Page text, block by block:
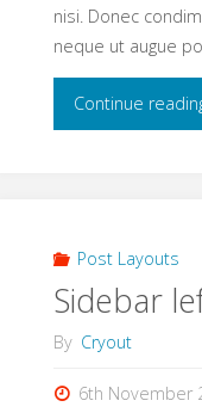
nisi. Donec
neque ut augue
Continue
Post Layouts
Sidebar
By Cryout
6th November